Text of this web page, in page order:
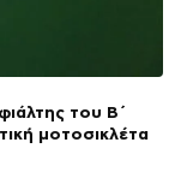
του Β΄
μοτοσικλέτα